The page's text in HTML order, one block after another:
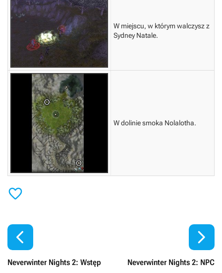
W miejscu, w którym walczysz z
Sydney Natale.
W dolinie smoka Nolalotha.


Neverwinter Nights 2: Wstęp Neverwinter Nights 2: NPC
